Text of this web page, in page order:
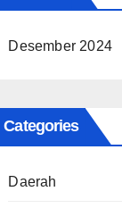
Desember 2024
Categories
Daerah